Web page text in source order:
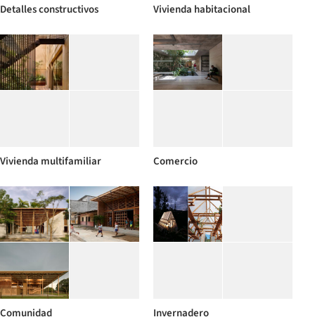
Detalles constructivos Vivienda habitacional
Vivienda multifamiliar Comercio
Comunidad Invernadero